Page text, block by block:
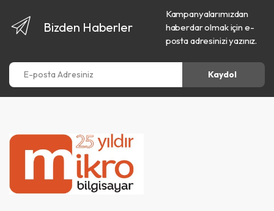
Bizden Haberler
Kampanyalarımızdan
haberdar olmak için e-
posta adresinizi yazınız.
E-posta Adresiniz
Kaydol